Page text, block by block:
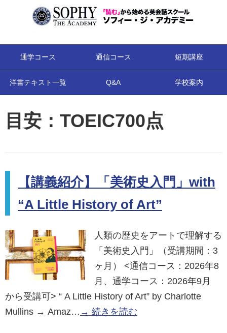
通学コース 通信コース 短期講座
洋書テキスト一覧 Q&A 学校案内
目安：TOEIC700点
【講義紹介】「美術史入門」with
“A Little History of Art”
人類の歴史をアートで理解する
「美術史入門」（受講期間：3
ヶ月） <通信コース：2026年8
月、通学コース：2026年9月
から受講可> “ A Little History of Art” by Charlotte
Mullins → Amaz… → 続きを読む